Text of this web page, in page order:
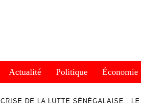
Actualité Politique Économie
CRISE DE LA LUTTE SÉNÉGALAISE :